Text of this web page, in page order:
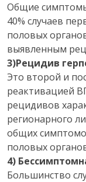
Общие
40% случаев
половых
выявленным
3)Рецидив
Это второй и
реактивацией
рецидивов
регионарного
общих
половых
4)
Большинство